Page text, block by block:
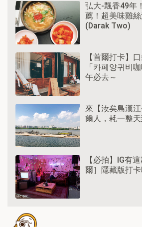
弘大-飄香49年
薦！超美味雞
(Darak Two)
【首爾打卡】
「카페양귀비
午必去～
來【汝矣島漢
爾人，耗一整
【必拍】IG有
爾］隱藏版打